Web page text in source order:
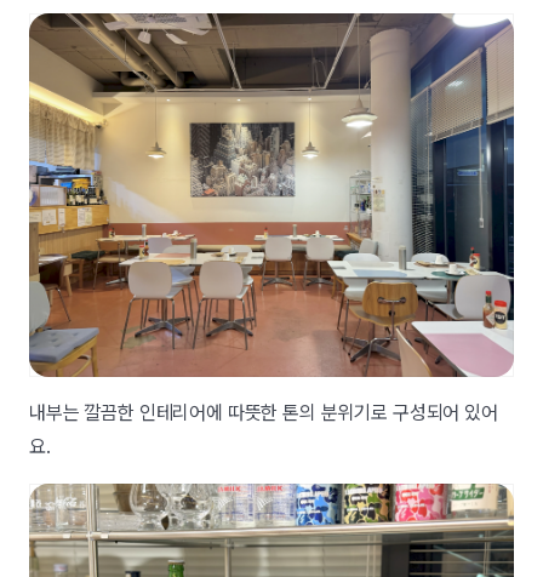
내부는 깔끔한 인테리어에 따뜻한 톤의 분위기로 구성되어 있어
요.